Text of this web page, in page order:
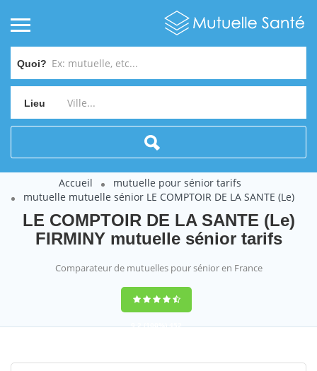
Quoi?
Lieu
Accueil
mutuelle pour sénior tarifs
mutuelle mutuelle sénior LE COMPTOIR DE LA SANTE (Le)
LE COMPTOIR DE LA SANTE (Le)
FIRMINY mutuelle sénior tarifs
Comparateur de mutuelles pour sénior en France
9,2(100%)452